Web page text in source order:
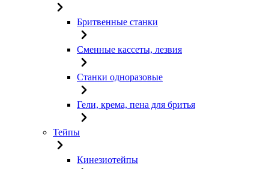
Бритвенные станки
Сменные кассеты, лезвия
Станки одноразовые
Гели, крема, пена для бритья
Тейпы
Кинезиотейпы